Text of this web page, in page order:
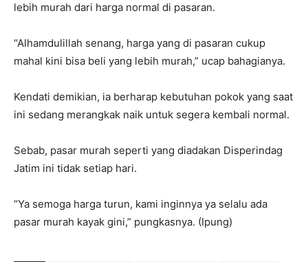
lebih murah dari harga normal di pasaran.
“Alhamdulillah senang, harga yang di pasaran cukup
mahal kini bisa beli yang lebih murah,” ucap bahagianya.
Kendati demikian, ia berharap kebutuhan pokok yang saat
ini sedang merangkak naik untuk segera kembali normal.
Sebab, pasar murah seperti yang diadakan Disperindag
Jatim ini tidak setiap hari.
“Ya semoga harga turun, kami inginnya ya selalu ada
pasar murah kayak gini,” pungkasnya. (Ipung)